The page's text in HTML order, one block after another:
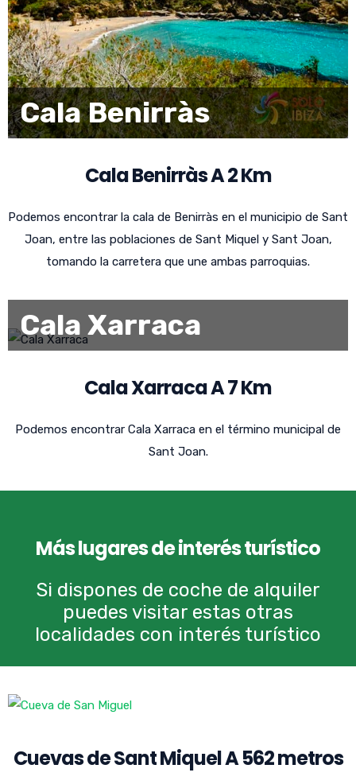
Cala Benirràs
Cala Benirràs A 2 Km
Podemos encontrar la cala de Benirràs en el municipio de Sant
Joan, entre las poblaciones de Sant Miquel y Sant Joan,
tomando la carretera que une ambas parroquias.
Cala Xarraca
Cala Xarraca A 7 Km
Podemos encontrar Cala Xarraca en el término municipal de
Sant Joan.
Más lugares de interés turístico
Si dispones de coche de alquiler
puedes visitar estas otras
localidades con interés turístico
Cuevas de Sant Miquel A 562 metros